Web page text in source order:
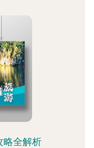
略全解析